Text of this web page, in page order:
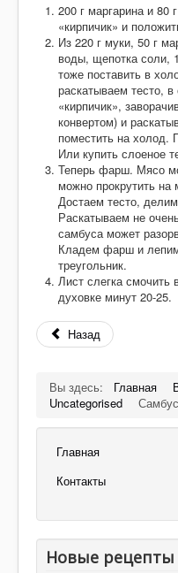
200 г маргарина и
«кирпичик» и
Из 220 г муки, 50 г
воды, щепотка соли,
тоже поставить в
раскатываем тесто,
«кирпичик»,
конвертом) и
поместить на холод.
Или купить слоеное
Теперь фарш. Мясо
можно прокрутить
Достаем тесто,
Раскатываем не
самбуса может
Кладем фарш и
треугольник.
Лист слегка смочить
духовке минут 20-25.
Назад
Вы здесь: Главная
Uncategorised
Главная
Контакты
Новые рецепты